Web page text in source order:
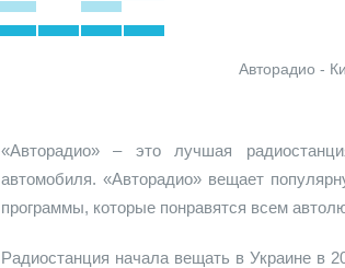
Авторадио -
«Авторадио» – это лучшая
автомобиля. «Авторадио» вещает
программы, которые понравятся всем
Радиостанция начала вещать в Украине в